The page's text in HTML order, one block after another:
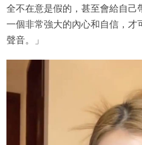
全不在意是假的，甚至會給自己
一個非常強大的內心和自信，才
聲音。」